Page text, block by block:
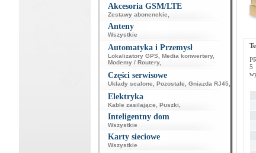
Akcesoria GSM/LTE
Zestawy abonenckie
Anteny
Wszystkie
Automatyka i Przemysł
Lokalizatory GPS, Media konwertery,
Modemy / Routery,
Części serwisowe
Układy scalone Pozostałe Gniazda RJ45,
Elektryka
Kable zasilające Puszki
Inteligentny dom
Wszystkie
Karty sieciowe
Wszystkie
5